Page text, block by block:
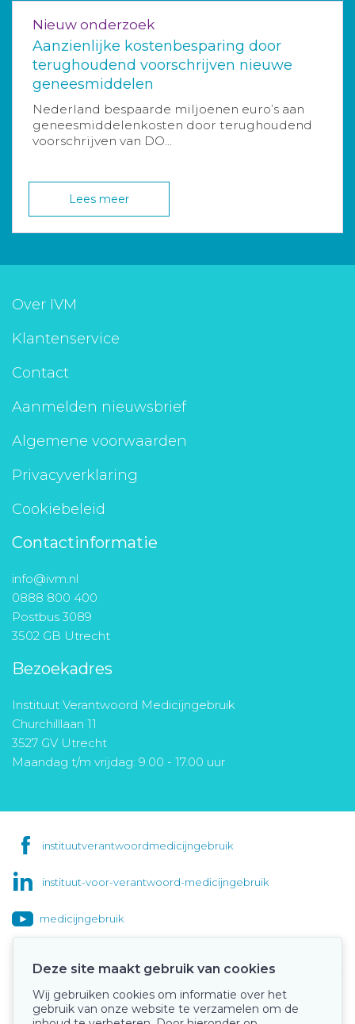
Nieuw onderzoek
Aanzienlijke kostenbesparing door
terughoudend voorschrijven nieuwe
geneesmiddelen
Nederland bespaarde miljoenen euro’s aan
geneesmiddelenkosten door terughoudend
voorschrijven van DO...
Lees meer
Over IVM
Klantenservice
Contact
Aanmelden nieuwsbrief
Algemene voorwaarden
Privacyverklaring
Cookiebeleid
Contactinformatie
info@ivm.nl
0888 800 400
Postbus 3089
3502 GB Utrecht
Bezoekadres
Instituut Verantwoord Medicijngebruik
Churchilllaan 11
3527 GV Utrecht
Maandag t/m vrijdag: 9.00 - 17.00 uur
instituutverantwoordmedicijngebruik
instituut-voor-verantwoord-medicijngebruik
medicijngebruik
Onze keurmerken
Deze site maakt gebruik van cookies
Wij gebruiken cookies om informatie over het
gebruik van onze website te verzamelen om de